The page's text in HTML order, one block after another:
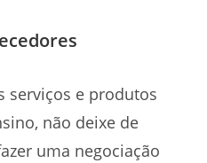
serviços e produtos
não deixe de
uma negociação